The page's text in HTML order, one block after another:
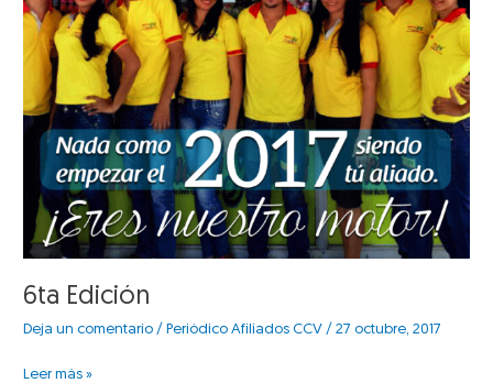
6ta Edición
Deja un comentario / Periódico Afiliados CCV /27 octubre, 2017
Leer más »